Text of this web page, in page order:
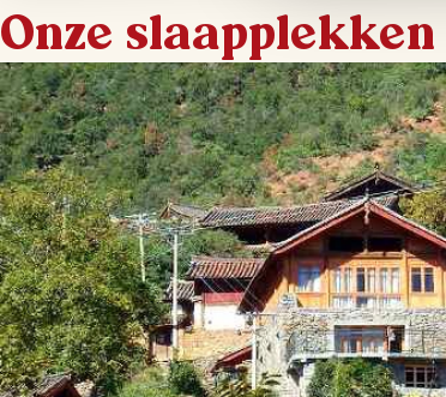
Onze slaapplekken